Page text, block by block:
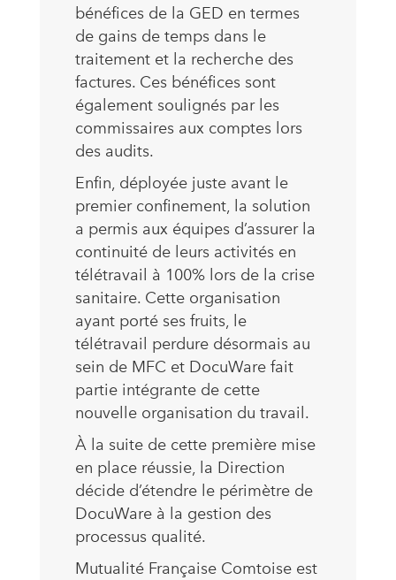
bénéfices de la GED en termes
de gains de temps dans le
traitement et la recherche des
factures. Ces bénéfices sont
également soulignés par les
commissaires aux comptes lors
des audits.
Enfin, déployée juste avant le
premier confinement, la solution
a permis aux équipes d’assurer la
continuité de leurs activités en
télétravail à 100% lors de la crise
sanitaire. Cette organisation
ayant porté ses fruits, le
télétravail perdure désormais au
sein de MFC et DocuWare fait
partie intégrante de cette
nouvelle organisation du travail.
À la suite de cette première mise
en place réussie, la Direction
décide d’étendre le périmètre de
DocuWare à la gestion des
processus qualité.
Mutualité Française Comtoise est